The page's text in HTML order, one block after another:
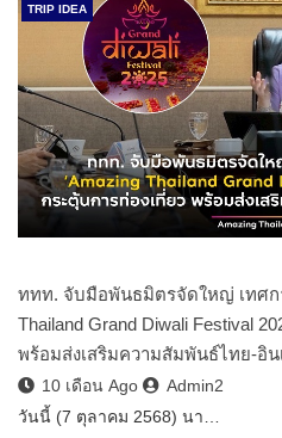
TRIP IDEA
ททท. จับมือพันธมิตรจัดใหญ่ เทศก
Thailand Grand Diwali Festival
พร้อมส่งเสริมความสัมพันธ์ไทย-อิน
10 เดือน Ago
Admin2
วันนี้ (7 ตุลาคม 2568) นา…